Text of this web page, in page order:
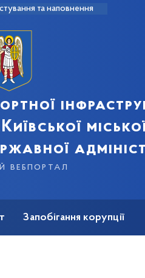
та наповнення
вебпортал
Запобігання корупції